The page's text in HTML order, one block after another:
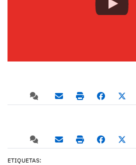
ETIQUETAS: